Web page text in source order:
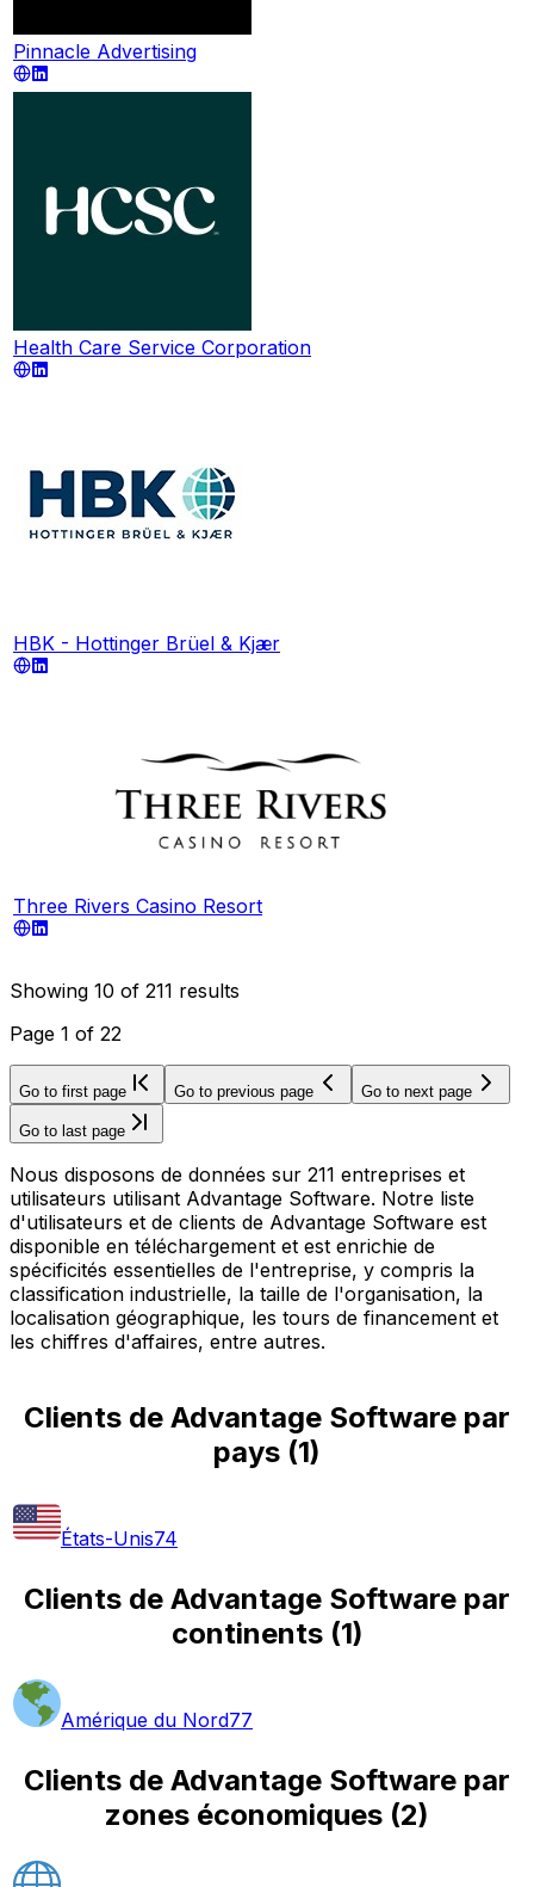
Pinnacle Advertising
Health Care Service Corporation
HBK - Hottinger Brüel & Kjær
Three Rivers Casino Resort
Showing 10 of 211 results
Page 1 of 22
Go to first page Go to previous page Go to next page
Go to last page
Nous disposons de données sur 211 entreprises et
utilisateurs utilisant Advantage Software. Notre liste
d'utilisateurs et de clients de Advantage Software est
disponible en téléchargement et est enrichie de
spécificités essentielles de l'entreprise, y compris la
classification industrielle, la taille de l'organisation, la
localisation géographique, les tours de financement et
les chiffres d'affaires, entre autres.
Clients de Advantage Software par
pays (1)
États-Unis74
Clients de Advantage Software par
continents(1)
Amérique du Nord77
Clients de Advantage Software par
zones économiques (2)